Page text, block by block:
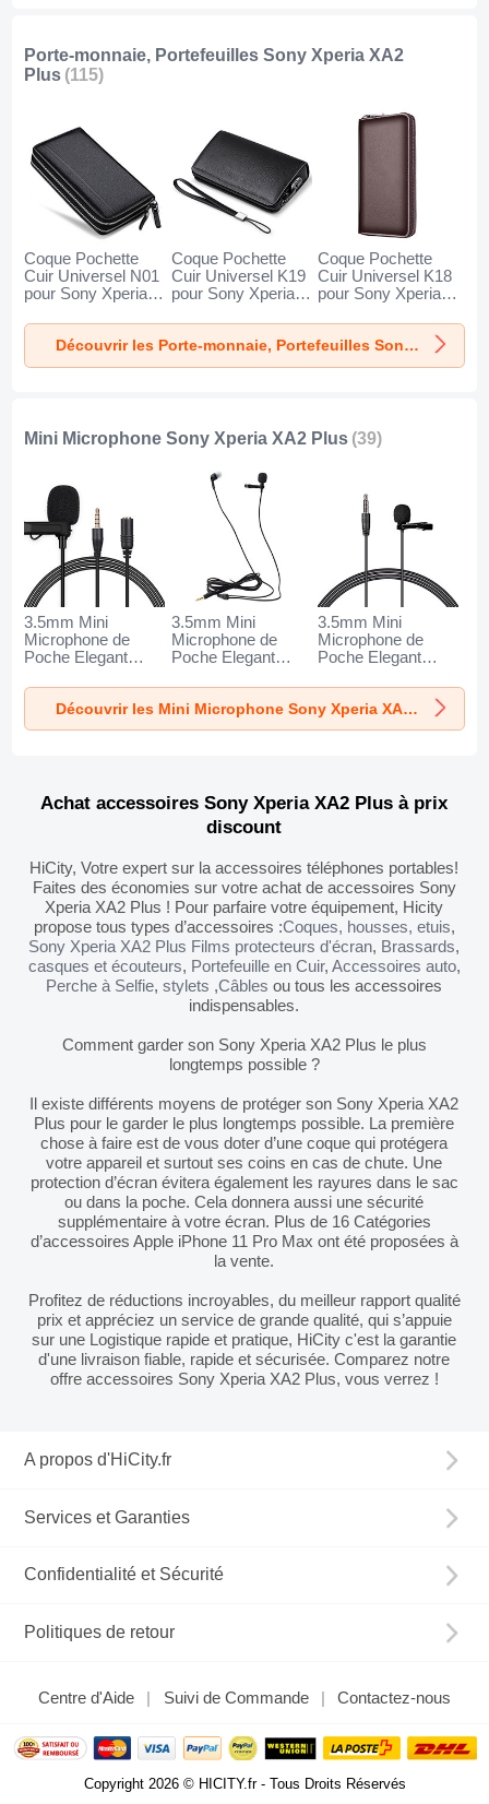
Porte-monnaie, Portefeuilles Sony Xperia XA2
Plus (115)
Coque Pochette
Cuir Universel N01
pour Sony Xperia
Coque Pochette
Cuir Universel K19
pour Sony Xperia
Coque Pochette
Cuir Universel K18
pour Sony Xperia
Découvrir les Porte-monnaie, Portefeuilles Sony Xperia XA2 Plus
Mini Microphone Sony Xperia XA2 Plus (39)
3.5mm Mini
Microphone de
Poche Elegant
Parleur K06 pour
Sony Xperia XA2
Plus Noir
3.5mm Mini
Microphone de
Poche Elegant
Parleur K05 pour
Sony Xperia XA2
Plus Noir
3.5mm Mini
Microphone de
Poche Elegant
Parleur K08 pour
Sony Xperia XA2
Plus Noir
Découvrir les Mini Microphone Sony Xperia XA2 Plus
Achat accessoires Sony Xperia XA2 Plus à prix
discount
HiCity, Votre expert sur la accessoires téléphones portables!
Faites des économies sur votre achat de accessoires Sony
Xperia XA2 Plus ! Pour parfaire votre équipement, Hicity
propose tous types d’accessoires :Coques, housses, etuis,
Sony Xperia XA2 Plus Films protecteurs d'écran, Brassards,
casques et écouteurs, Portefeuille en Cuir, Accessoires auto,
Perche à Selfie,stylets ,Câbles ou tous les accessoires
indispensables.
Comment garder son Sony Xperia XA2 Plus le plus
longtemps possible ?
Il existe différents moyens de protéger son Sony Xperia XA2
Plus pour le garder le plus longtemps possible. La première
chose à faire est de vous doter d’une coque qui protégera
votre appareil et surtout ses coins en cas de chute. Une
protection d’écran évitera également les rayures dans le sac
ou dans la poche. Cela donnera aussi une sécurité
supplémentaire à votre écran. Plus de 16 Catégories
d’accessoires Apple iPhone 11 Pro Max ont été proposées à
la vente.
Profitez de réductions incroyables, du meilleur rapport qualité
prix et appréciez un service de grande qualité, qui s’appuie
sur une Logistique rapide et pratique, HiCity c'est la garantie
d'une livraison fiable, rapide et sécurisée. Comparez notre
offre accessoires Sony Xperia XA2 Plus, vous verrez !
A propos d'HiCity.fr
Services et Garanties
Confidentialité et Sécurité
Politiques de retour
Centre d'Aide Suivi de Commande Contactez-nous
Copyright 2026 © HICITY.fr - Tous Droits Réservés